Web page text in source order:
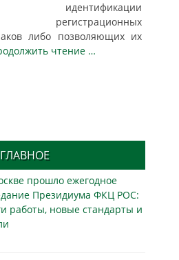
идентификации
регистрационных
либо позволяющих их
чтение …
ГЛАВНОЕ
прошло ежегодное
Президиума ФКЦ РОС:
работы, новые стандарты и